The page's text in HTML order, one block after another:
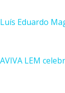
Luís Eduardo
AVIVA LEM